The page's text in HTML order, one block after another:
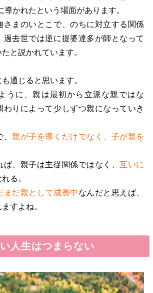
導かれたという場面があります。
さまのいとこで、のちに対立する関係
過去世では逆に提婆達多が師となって
と説かれています。
通じると思います。
うに、親は最初から立派な親ではな
わりによって少しずつ親になっていき
親が子を導くだけでなく、子が親を
ば、親子は主従関係ではなく、互いに
る。
まだ親として成長中 なんだと思えば、
すよね。
人生はつまらない